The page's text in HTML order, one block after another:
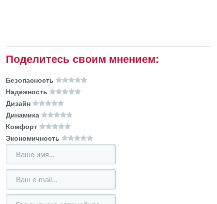
Поделитесь своим мнением:
Безопасность
Надежность
Дизайн
Динамика
Комфорт
Экономичность